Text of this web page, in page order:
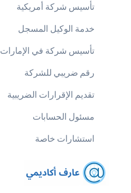
تأسيس شركة أمريكية
خدمة الوكيل المسجل
تأسيس شركة في الإمارات
رقم ضريبي للشركة
تقديم الإقرارات الضريبية
مسئول الحسابات
استشارات خاصة